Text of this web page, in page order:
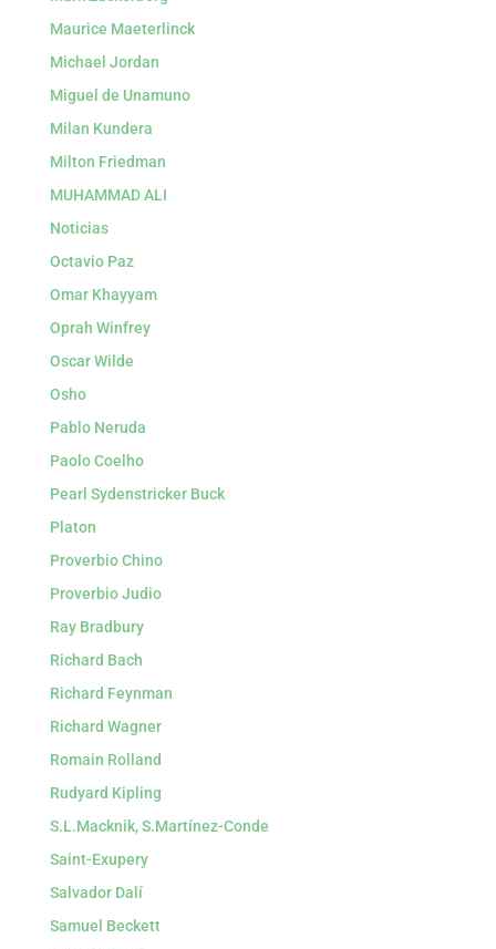
Maurice Maeterlinck
Michael Jordan
Miguel de Unamuno
Milan Kundera
Milton Friedman
MUHAMMAD ALI
Noticias
Octavio Paz
Omar Khayyam
Oprah Winfrey
Oscar Wilde
Osho
Pablo Neruda
Paolo Coelho
Pearl Sydenstricker Buck
Platon
Proverbio Chino
Proverbio Judio
Ray Bradbury
Richard Bach
Richard Feynman
Richard Wagner
Romain Rolland
Rudyard Kipling
S.L.Macknik, S.Martínez-Conde
Saint-Exupery
Salvador Dalí
Samuel Beckett